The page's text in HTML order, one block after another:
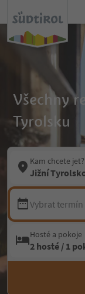
Všechny
Tyrolsku
Kam chcete jet?
Jižní
Vybrat termín
Hosté a pokoje
2 hosté / 1